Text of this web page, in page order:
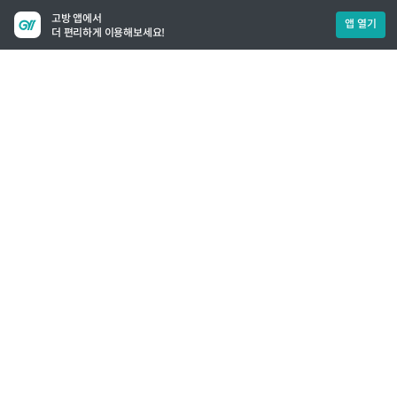
고방 앱에서
더 편리하게 이용해보세요!
앱 열기